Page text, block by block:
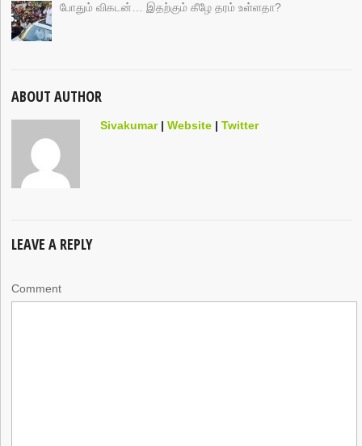
போதும் விகடன்… இதற்கும் கீழே தரம் உள்ளதா?
ABOUT AUTHOR
Sivakumar|Website |Twitter
LEAVE A REPLY
Comment